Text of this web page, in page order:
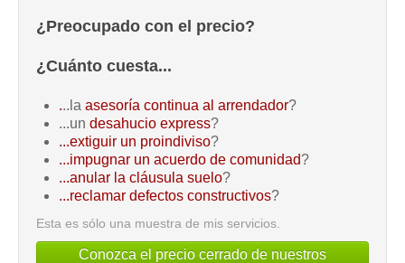
¿Preocupado con el precio?
¿Cuánto cuesta...
...la asesoría continua al arrendador?
...un desahucio express?
...extiguir un proindiviso?
...impugnar un acuerdo de comunidad?
...anular la cláusula suelo?
...reclamar defectos constructivos?
Esta es sólo una muestra de mis servicios.
Conozca el precio cerrado de nuestros